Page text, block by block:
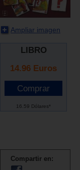
Ampliar imagen
LIBRO
14.96 Euros
16.59 Dólares*
Compartir en: